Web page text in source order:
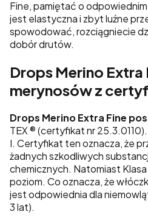
Fine, pamiętać o
jest elastyczna i zbyt luźne
spowodować, rozciągniecie
dobór drutów.
Drops Merino Extra
merynosów z
Drops Merino Extra Fine
TEX ®(certyfikat nr
I. Certyfikat ten oznacza, że
żadnych szkodliwych
chemicznych. Natomiast
poziom. Co oznacza, że
jest odpowiednia dla
3 lat).